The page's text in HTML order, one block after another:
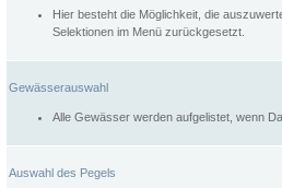
Hier besteht die Möglichkeit, die
Selektionen im Menü zurückgesetzt.
Gewässerauswahl
Alle Gewässer werden aufgelistet, wenn
Auswahl des Pegels